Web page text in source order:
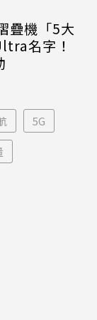
疊機「5大
名字！
5G